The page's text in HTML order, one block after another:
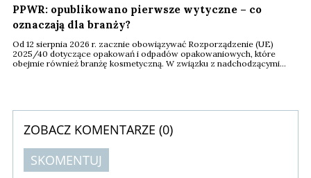
PPWR: opublikowano pierwsze wytyczne – co
oznaczają dla branży?
Od 12 sierpnia 2026 r. zacznie obowiązywać Rozporządzenie (UE)
2025/40 dotyczące opakowań i odpadów opakowaniowych, które
obejmie również branżę kosmetyczną. W związku z nadchodzącymi
ZOBACZ KOMENTARZE (0)
SKOMENTUJ